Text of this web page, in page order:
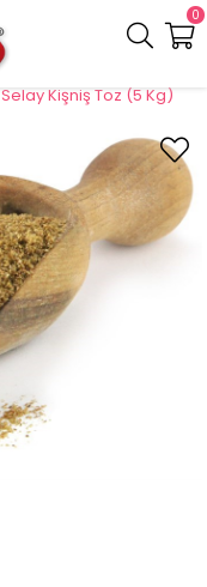
0
Selay Kişniş Toz (5 Kg)